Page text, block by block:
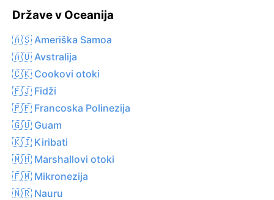
Države v Oceanija
🇦🇸 Ameriška Samoa
🇦🇺 Avstralija
🇨🇰 Cookovi otoki
🇫🇯 Fidži
🇵🇫 Francoska Polinezija
🇬🇺 Guam
🇰🇮 Kiribati
🇲🇭 Marshallovi otoki
🇫🇲 Mikronezija
🇳🇷 Nauru